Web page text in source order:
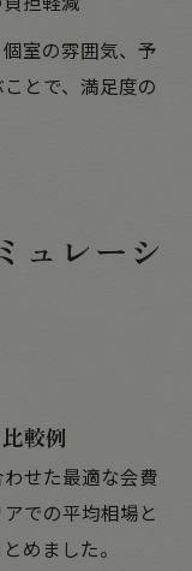
室の雰囲気、予
とで、満足度の
ュレーシ
較例
せた最適な会費
での平均相場と
めました。